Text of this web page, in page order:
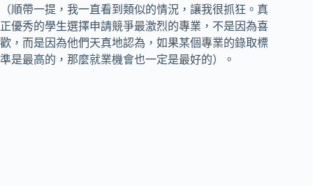
（順帶一提，我一直看到類似的情況，讓我很抓狂。真
正優秀的學生選擇申請競爭最激烈的專業，不是因為喜
歡，而是因為他們天真地認為，如果某個專業的錄取標
準是最高的，那麼就業機會也一定是最好的）。